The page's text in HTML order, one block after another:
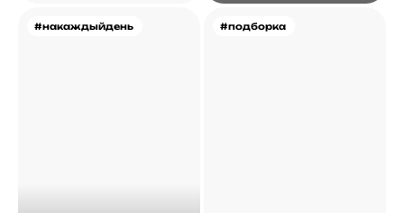
#накаждыйдень #подборка